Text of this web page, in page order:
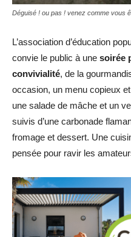
Déguisé ! ou pas ! venez comme vous
L’association d’éducation
convie le public à une soirée
convivialité, de la
occasion, un menu copieux
une salade de mâche et un
suivis d’une carbonade
fromage et dessert. Une
pensée pour ravir les